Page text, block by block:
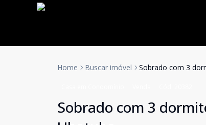
Home Buscar imóvel Sobrado com 3
Sobrado com 3